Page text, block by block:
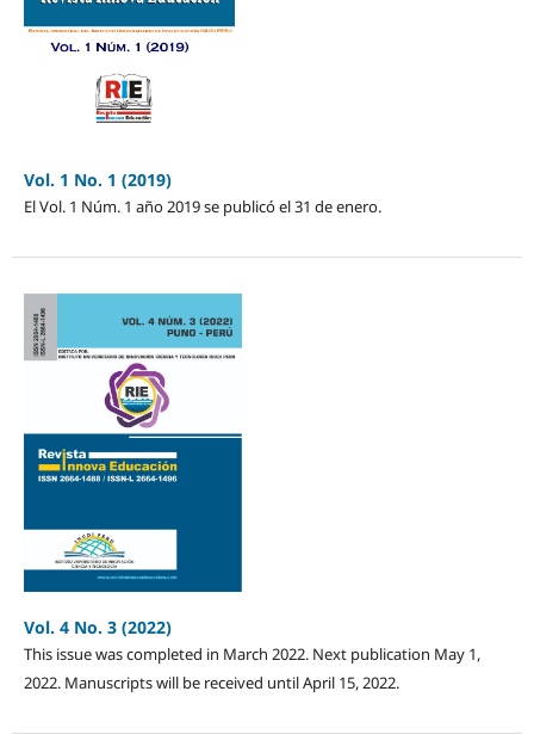
Vol. 1 No. 1 (2019)
El Vol. 1 Núm. 1 año 2019 se publicó el 31 de enero.
Vol. 4 No. 3 (2022)
This issue was completed in March 2022. Next publication May 1,
2022. Manuscripts will be received until April 15, 2022.